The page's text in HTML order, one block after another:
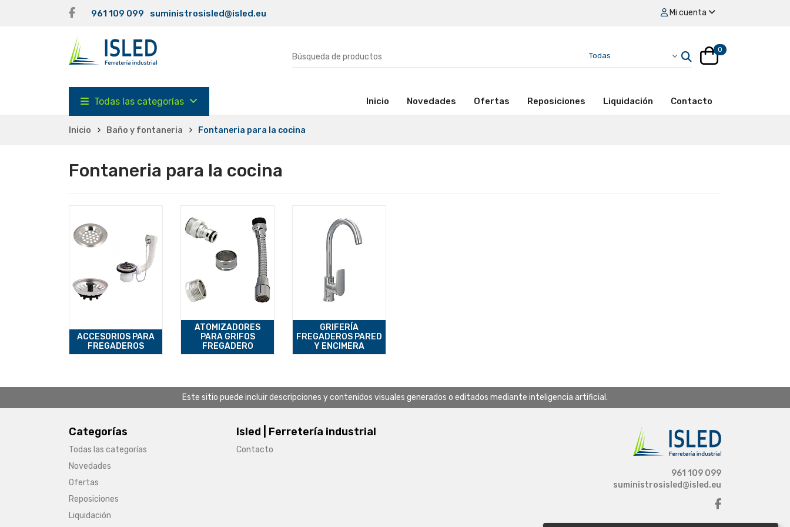
961 109 099 suministrosisled@isled.eu Mi cuenta
0
Todas las categorías Inicio (activo)Novedades Ofertas Reposiciones Liquidación Contacto
Inicio Baño y fontaneria Fontaneria para la cocina
Fontaneria para la cocina
ACCESORIOS PARA
FREGADEROS
ATOMIZADORES
PARA GRIFOS
FREGADERO
GRIFERÍA
FREGADEROS PARED
Y ENCIMERA
Este sitio puede incluir descripciones y contenidos visuales generados o editados mediante inteligencia artificial.
Categorías
Todas las categorías
Novedades
Ofertas
Reposiciones
Liquidación
Isled | Ferretería industrial
Contacto
961 109 099
suministrosisled@isled.eu